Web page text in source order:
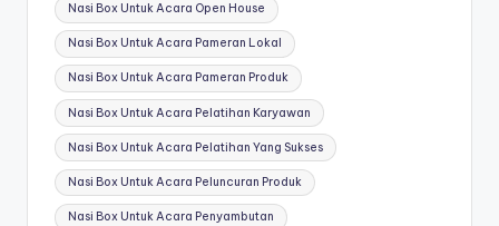
Nasi Box Untuk Acara Open House
Nasi Box Untuk Acara Pameran Lokal
Nasi Box Untuk Acara Pameran Produk
Nasi Box Untuk Acara Pelatihan Karyawan
Nasi Box Untuk Acara Pelatihan Yang Sukses
Nasi Box Untuk Acara Peluncuran Produk
Nasi Box Untuk Acara Penyambutan